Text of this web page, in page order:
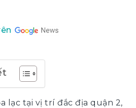
lạc tại vị trí đắc địa quận 2,